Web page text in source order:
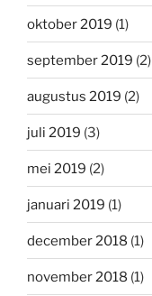
oktober 2019 (1)
september 2019 (2)
augustus 2019 (2)
juli 2019 (3)
mei 2019 (2)
januari 2019 (1)
december 2018 (1)
november 2018 (1)